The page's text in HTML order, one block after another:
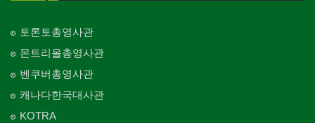
토론토총영사관
몬트리올총영사관
벤쿠버총영사관
캐나다한국대사관
KOTRA